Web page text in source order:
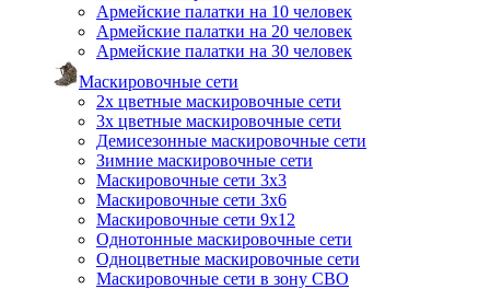
Армейские палатки на 10 человек
Армейские палатки на 20 человек
Армейские палатки на 30 человек
Маскировочные сети
2х цветные маскировочные сети
3х цветные маскировочные сети
Демисезонные маскировочные сети
Зимние маскировочные сети
Маскировочные сети 3х3
Маскировочные сети 3х6
Маскировочные сети 9х12
Однотонные маскировочные сети
Одноцветные маскировочные сети
Маскировочные сети в зону СВО